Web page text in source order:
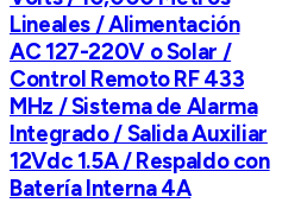
Lineales / Alimentación
AC 127-220V o Solar /
Control Remoto RF 433
MHz / Sistema de Alarma
Integrado / Salida Auxiliar
12Vdc 1.5A / Respaldo con
Batería Interna 4A